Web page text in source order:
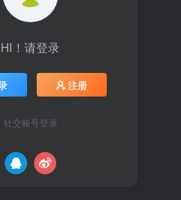
HI！请登录
注册
社交账号登录